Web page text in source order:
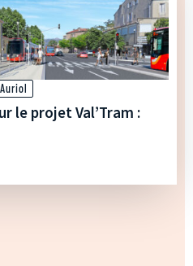
Auriol
le projet Val’Tram :